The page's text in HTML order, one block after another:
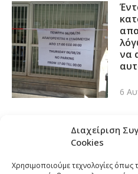
Διαχείριση
Cookies
Χρησιμοποιούμε τεχνολογίες
να
6